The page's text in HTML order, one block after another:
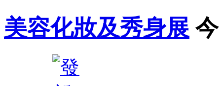
美容化妝及秀身展